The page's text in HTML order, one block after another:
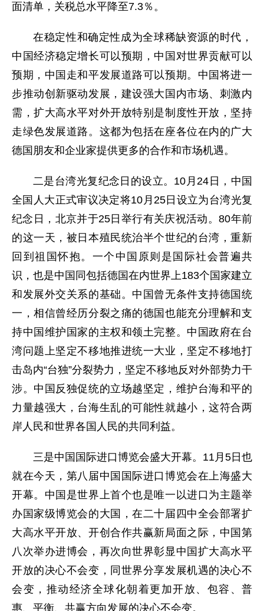
面清单，关税总水平降至7.3％。
在稳定性和确定性成为全球稀缺资源的时代，
中国经济稳定增长可以预期，中国对世界贡献可以
预期，中国走和平发展道路可以预期。中国将进一
步推动创新驱动发展，建设强大国内市场、刺激内
需，扩大高水平对外开放特别是制度性开放，坚持
走绿色发展道路。这都为包括在座各位在内的广大
德国朋友和企业家提供更多的合作和市场机遇。
二是台湾光复纪念日的设立。10月24日，中国
全国人大正式审议决定将10月25日设立为台湾光复
纪念日，北京并于25日举行有关庆祝活动。80年前
的这一天，被日本殖民统治半个世纪的台湾，重新
回到祖国怀抱。一个中国原则是国际社会普遍共
识，也是中国同包括德国在内世界上183个国家建立
和发展外交关系的基础。中国曾无条件支持德国统
一，相信曾经历分裂之痛的德国也能充分理解和支
持中国维护国家的主权和领土完整。中国政府在台
湾问题上坚定不移地推进统一大业，坚定不移地打
击岛内“台独”分裂势力，坚定不移地反对外部势力干
涉。中国反独促统的立场越坚定，维护台海和平的
力量越强大，台海生乱的可能性就越小，这符合两
岸人民和世界各国人民的共同利益。
三是中国国际进口博览会盛大开幕。11月5日也
就在今天，第八届中国国际进口博览会在上海盛大
开幕。中国是世界上首个也是唯一以进口为主题举
办国家级博览会的大国，在二十届四中全会部署扩
大高水平开放、开创合作共赢新局面之际，中国第
八次举办进博会，再次向世界彰显中国扩大高水平
开放的决心不会变，同世界分享发展机遇的决心不
会变，推动经济全球化朝着更加开放、包容、普
惠、平衡、共赢方向发展的决心不会变。